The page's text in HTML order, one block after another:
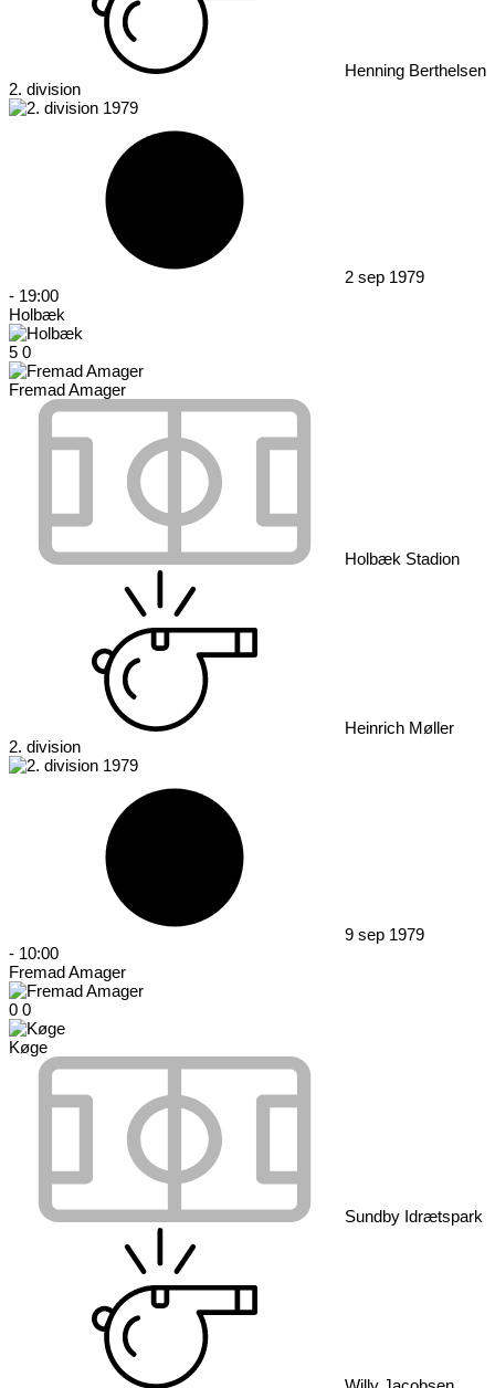
Henning Berthelsen
2. division
2 sep 1979
- 19:00
Holbæk
5 0
Fremad Amager
Holbæk Stadion
Heinrich Møller
2. division
9 sep 1979
- 10:00
Fremad Amager
0 0
Køge
Sundby Idrætspark